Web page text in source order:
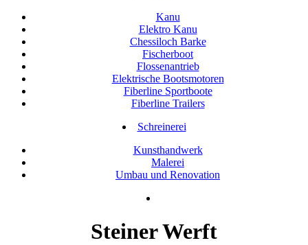
Kanu
Elektro Kanu
Chessiloch Barke
Fischerboot
Flossenantrieb
Elektrische Bootsmotoren
Fiberline Sportboote
Fiberline Trailers
Schreinerei
Kunsthandwerk
Malerei
Umbau und Renovation
Steiner Werft